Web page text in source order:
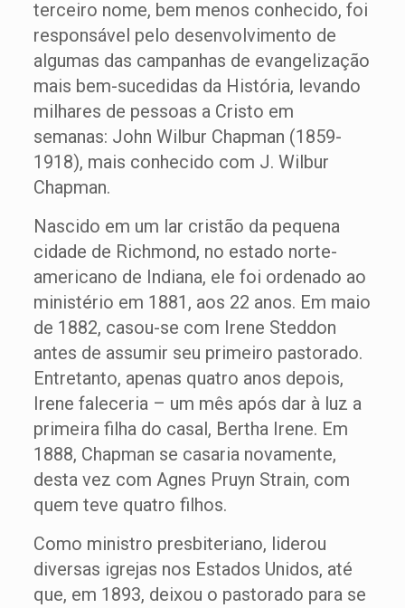
terceiro nome, bem menos conhecido, foi
responsável pelo desenvolvimento de
algumas das campanhas de evangelização
mais bem-sucedidas da História, levando
milhares de pessoas a Cristo em
semanas: John Wilbur Chapman (1859-
1918), mais conhecido com J. Wilbur
Chapman.
Nascido em um lar cristão da pequena
cidade de Richmond, no estado norte-
americano de Indiana, ele foi ordenado ao
ministério em 1881, aos 22 anos. Em maio
de 1882, casou-se com Irene Steddon
antes de assumir seu primeiro pastorado.
Entretanto, apenas quatro anos depois,
Irene faleceria – um mês após dar à luz a
primeira filha do casal, Bertha Irene. Em
1888, Chapman se casaria novamente,
desta vez com Agnes Pruyn Strain, com
quem teve quatro filhos.
Como ministro presbiteriano, liderou
diversas igrejas nos Estados Unidos, até
que, em 1893, deixou o pastorado para se